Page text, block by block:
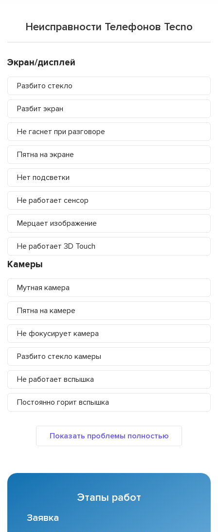
Неисправности Телефонов Tecno
Экран/дисплей
Разбито стекло
Разбит экран
Не гаснет при разговоре
Пятна на экране
Нет подсветки
Не работает сенсор
Мерцает изображение
Не работает 3D Touch
Камеры
Мутная камера
Пятна на камере
Не фокусирует камера
Разбито стекло камеры
Не работает вспышка
Постоянно горит вспышка
Этапы работ
Заявка